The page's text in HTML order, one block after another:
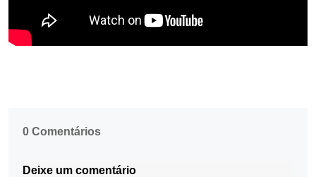
0 Comentários
Deixe um comentário